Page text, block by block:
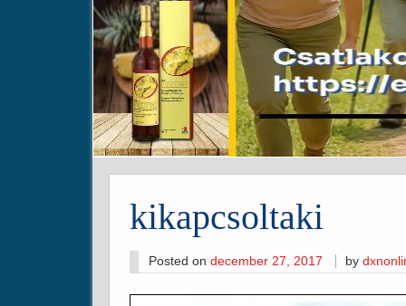
kikapcsoltaki
Posted on december 27, 2017 by